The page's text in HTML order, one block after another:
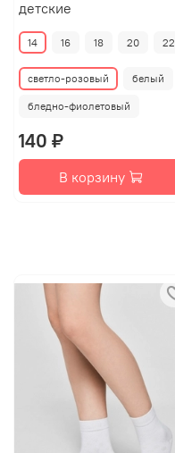
детские
14 16 18 20 22
светло-розовый белый
бледно-фиолетовый
140 ₽
В корзину